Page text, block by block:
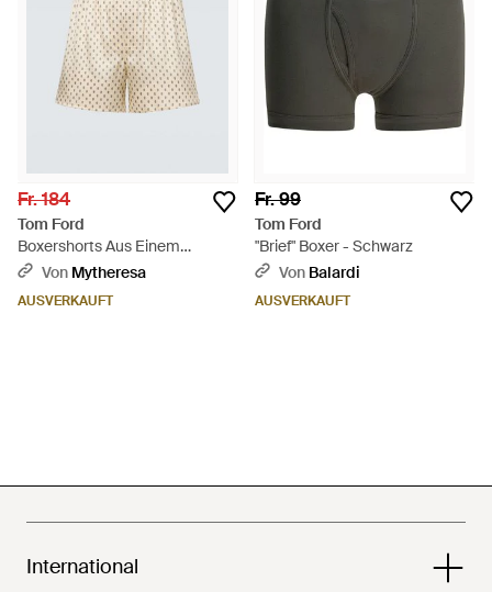
Fr. 184
Tom Ford
Boxershorts Aus Einem
Seidengemisch - Natur
Von Mytheresa
AUSVERKAUFT
Fr. 99
Tom Ford
"Brief" Boxer - Schwarz
Von Balardi
AUSVERKAUFT
International